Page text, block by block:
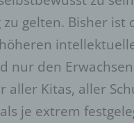
gelten. Bisher ist
nur den
aller Kitas, aller
je extrem
einen Dritten handelt
die im Rahmen eines
Untersuchungsauftrags
oder dem Recht der
möglicherweise
Daten erhalten,
als Empfänger.